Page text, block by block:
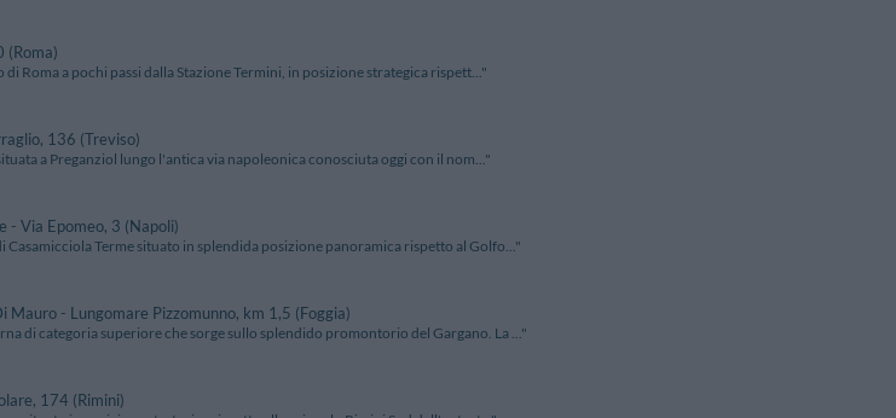
(Roma)
Roma a pochi passi dalla Stazione Termini, in posizione strategica rispett..."
136 (Treviso)
a Preganziol lungo l'antica via napoleonica conosciuta oggi con il nom..."
- Via Epomeo, 3 (Napoli)
Casamicciola Terme situato in splendida posizione panoramica rispetto al Golfo..."
Mauro - Lungomare Pizzomunno, km 1,5 (Foggia)
di categoria superiore che sorge sullo splendido promontorio del Gargano. La ..."
174 (Rimini)